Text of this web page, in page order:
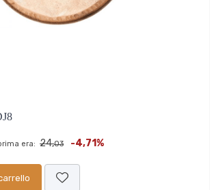
era: 24,03 -4,71%